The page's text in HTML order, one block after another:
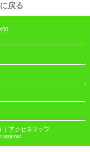
戻る
｜アクセスマップ
reserved.